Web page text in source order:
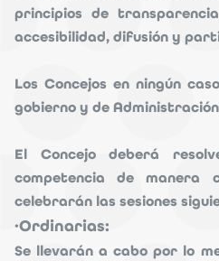
principios de
accesibilidad, difusión y
Los Concejos en ningún
gobierno y de
El Concejo deberá
competencia de manera
celebrarán las sesiones
·Ordinarias:
Se llevarán a cabo por lo